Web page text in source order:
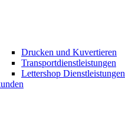
Drucken und Kuvertieren​
Transportdienstleistungen
Lettershop Dienstleistungen​